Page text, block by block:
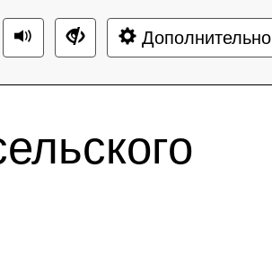
Дополнительно